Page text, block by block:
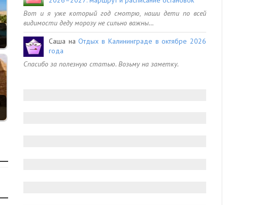
Вот и я уже который год смотрю, наши дети по всей
видимости деду морозу не сильно важны…
Саша наОтдых в Калининграде в октябре 2026
года
Спасибо за полезную статью. Возьму на заметку.